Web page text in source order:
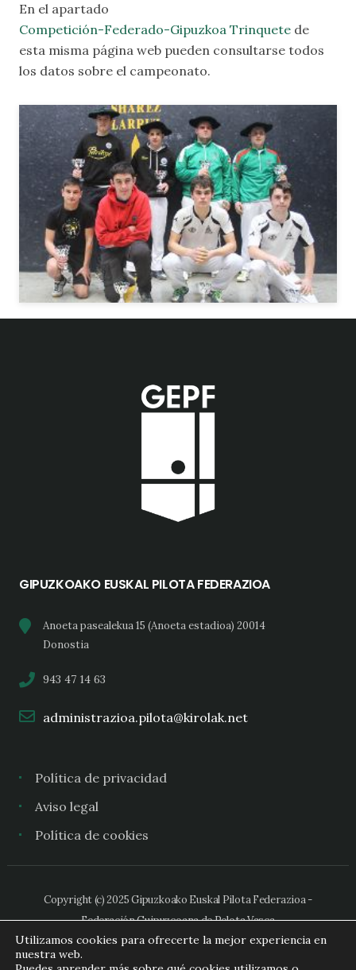
En el apartado
Competición-Federado-Gipuzkoa Trinquete de
esta misma página web pueden consultarse todos
los datos sobre el campeonato.
GIPUZKOAKO EUSKAL PILOTA FEDERAZIOA
Anoeta pasealekua 15 (Anoeta estadioa) 20014
Donostia
943 47 14 63
administrazioa.pilota@kirolak.net
Política de privacidad
Aviso legal
Política de cookies
Copyright (c) 2025 Gipuzkoako Euskal Pilota Federazioa -
Federación Guipuzcoana de Pelota Vasca
Utilizamos cookies para ofrecerte la mejor experiencia en
nuestra web.